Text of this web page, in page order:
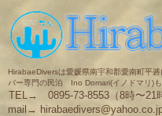
HirabaeDiversは愛媛県南宇和郡愛南町平
バー専門の民泊 Ino Domari(イノドマリ)も
TEL→ 0895-73-8553（8時〜21
mail→